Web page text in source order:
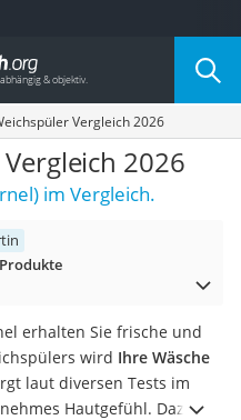
Vergleich 2026
2026
im Vergleich.
erhalten Sie frische und
wird Ihre Wäsche
laut diversen Tests im
Hautgefühl. Dazu